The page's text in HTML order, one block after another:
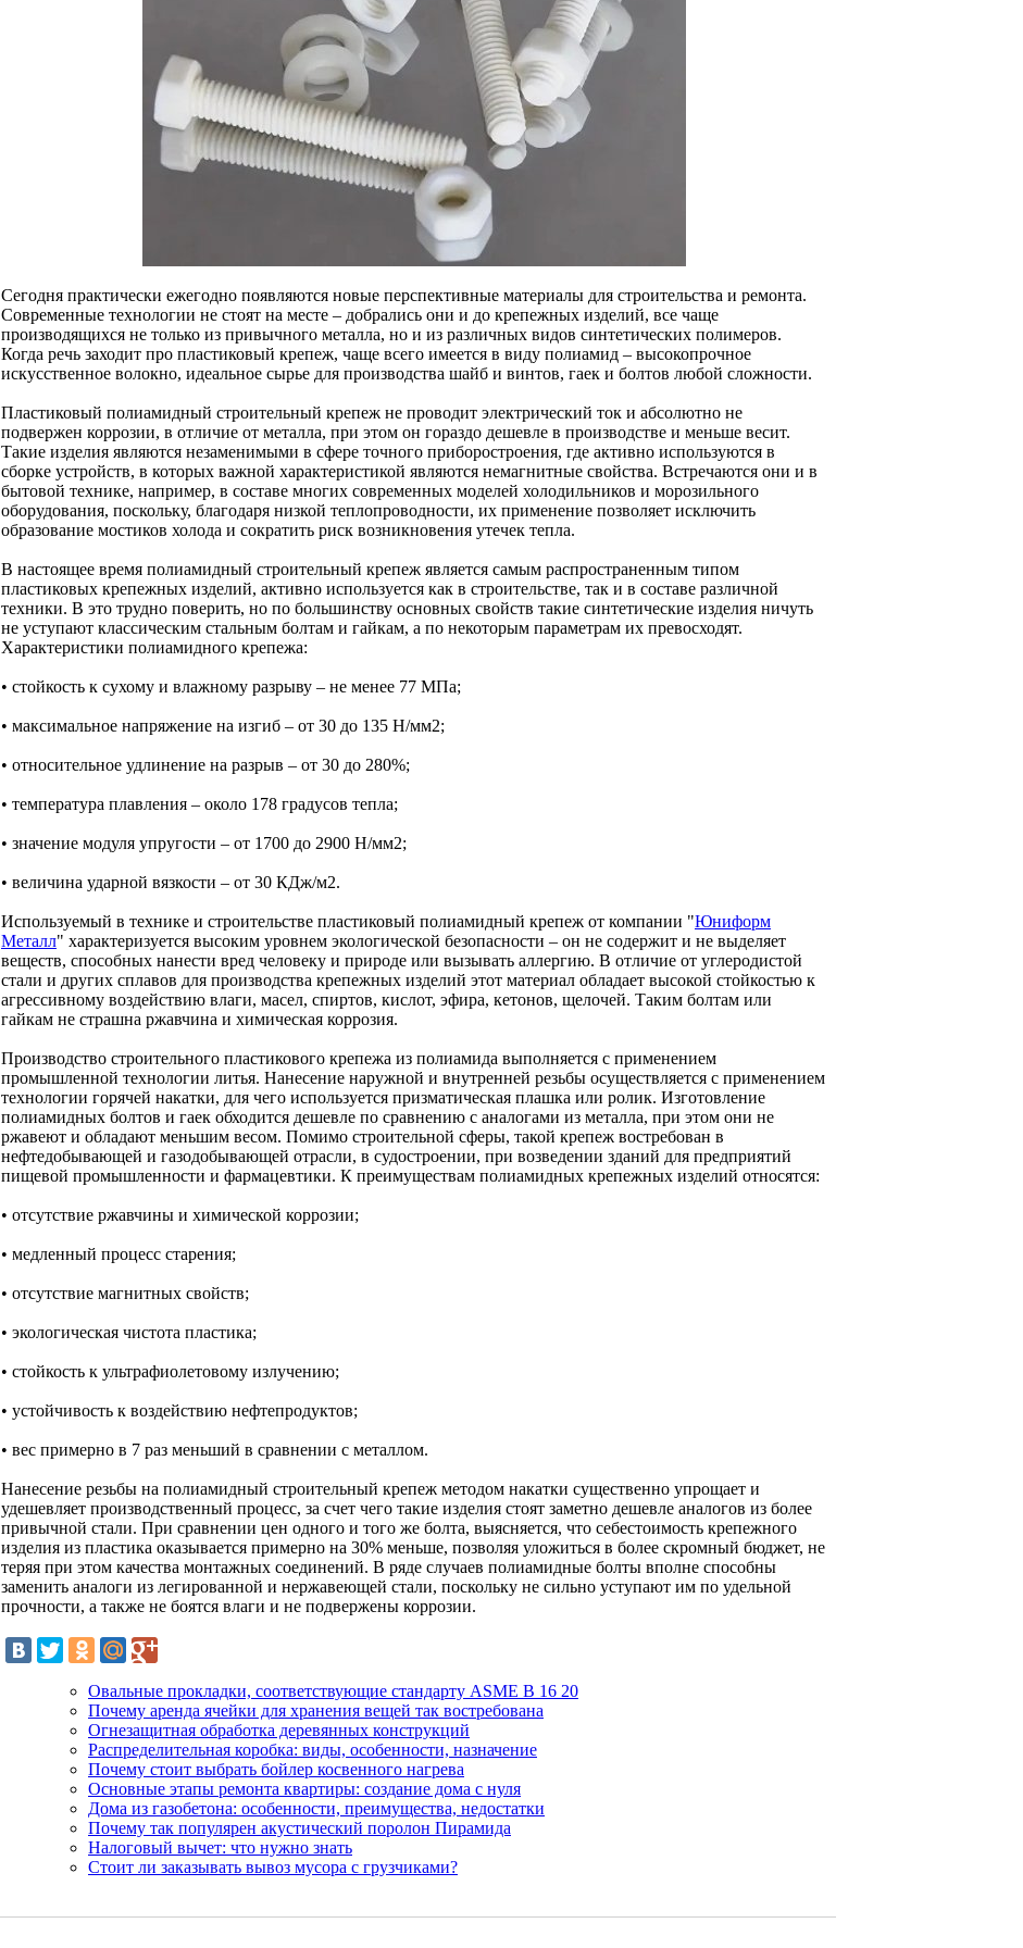
Сегодня практически ежегодно появляются новые перспективные материалы для строительства и ремонта.
Современные технологии не стоят на месте – добрались они и до крепежных изделий, все чаще
производящихся не только из привычного металла, но и из различных видов синтетических полимеров.
Когда речь заходит про пластиковый крепеж, чаще всего имеется в виду полиамид – высокопрочное
искусственное волокно, идеальное сырье для производства шайб и винтов, гаек и болтов любой сложности.
Пластиковый полиамидный строительный крепеж не проводит электрический ток и абсолютно не
подвержен коррозии, в отличие от металла, при этом он гораздо дешевле в производстве и меньше весит.
Такие изделия являются незаменимыми в сфере точного приборостроения, где активно используются в
сборке устройств, в которых важной характеристикой являются немагнитные свойства. Встречаются они и в
бытовой технике, например, в составе многих современных моделей холодильников и морозильного
оборудования, поскольку, благодаря низкой теплопроводности, их применение позволяет исключить
образование мостиков холода и сократить риск возникновения утечек тепла.
В настоящее время полиамидный строительный крепеж является самым распространенным типом
пластиковых крепежных изделий, активно используется как в строительстве, так и в составе различной
техники. В это трудно поверить, но по большинству основных свойств такие синтетические изделия ничуть
не уступают классическим стальным болтам и гайкам, а по некоторым параметрам их превосходят.
Характеристики полиамидного крепежа:
• стойкость к сухому и влажному разрыву – не менее 77 МПа;
• максимальное напряжение на изгиб – от 30 до 135 Н/мм2;
• относительное удлинение на разрыв – от 30 до 280%;
• температура плавления – около 178 градусов тепла;
• значение модуля упругости – от 1700 до 2900 Н/мм2;
• величина ударной вязкости – от 30 КДж/м2.
Используемый в технике и строительстве пластиковый полиамидный крепеж от компании "Юниформ
Металл" характеризуется высоким уровнем экологической безопасности – он не содержит и не выделяет
веществ, способных нанести вред человеку и природе или вызывать аллергию. В отличие от углеродистой
стали и других сплавов для производства крепежных изделий этот материал обладает высокой стойкостью к
агрессивному воздействию влаги, масел, спиртов, кислот, эфира, кетонов, щелочей. Таким болтам или
гайкам не страшна ржавчина и химическая коррозия.
Производство строительного пластикового крепежа из полиамида выполняется с применением
промышленной технологии литья. Нанесение наружной и внутренней резьбы осуществляется с применением
технологии горячей накатки, для чего используется призматическая плашка или ролик. Изготовление
полиамидных болтов и гаек обходится дешевле по сравнению с аналогами из металла, при этом они не
ржавеют и обладают меньшим весом. Помимо строительной сферы, такой крепеж востребован в
нефтедобывающей и газодобывающей отрасли, в судостроении, при возведении зданий для предприятий
пищевой промышленности и фармацевтики. К преимуществам полиамидных крепежных изделий относятся:
• отсутствие ржавчины и химической коррозии;
• медленный процесс старения;
• отсутствие магнитных свойств;
• экологическая чистота пластика;
• стойкость к ультрафиолетовому излучению;
• устойчивость к воздействию нефтепродуктов;
• вес примерно в 7 раз меньший в сравнении с металлом.
Нанесение резьбы на полиамидный строительный крепеж методом накатки существенно упрощает и
удешевляет производственный процесс, за счет чего такие изделия стоят заметно дешевле аналогов из более
привычной стали. При сравнении цен одного и того же болта, выясняется, что себестоимость крепежного
изделия из пластика оказывается примерно на 30% меньше, позволяя уложиться в более скромный бюджет, не
теряя при этом качества монтажных соединений. В ряде случаев полиамидные болты вполне способны
заменить аналоги из легированной и нержавеющей стали, поскольку не сильно уступают им по удельной
прочности, а также не боятся влаги и не подвержены коррозии.
Овальные прокладки, соответствующие стандарту ASME В 16 20
Почему аренда ячейки для хранения вещей так востребована
Огнезащитная обработка деревянных конструкций
Распределительная коробка: виды, особенности, назначение
Почему стоит выбрать бойлер косвенного нагрева
Основные этапы ремонта квартиры: создание дома с нуля
Дома из газобетона: особенности, преимущества, недостатки
Почему так популярен акустический поролон Пирамида
Налоговый вычет: что нужно знать
Стоит ли заказывать вывоз мусора с грузчиками?